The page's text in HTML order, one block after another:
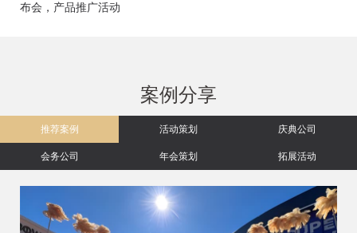
布会，产品推广活动
案例分享
推荐案例 活动策划
庆典公司
会务公司
年会策划 拓展活动